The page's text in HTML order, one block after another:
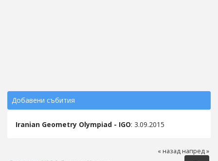
Добавени събития
Iranian Geometry Olympiad - IGO: 3.09.2015
« назад напред »